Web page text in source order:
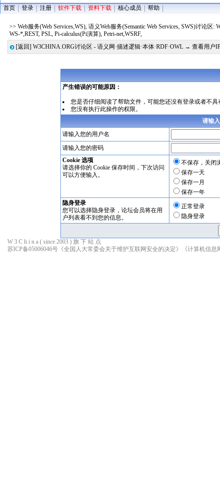
首页 登录 注册 软件下载 资料下载 核心成员 帮助
>> Web服务(Web Services,WS), 语义Web服务(Semantic Web Services, SWS)讨论
WS-*,REST, PSL, Pi-calculus(Pi演算), Petri-net,WSRF,
[返回] W3CHINA.ORG讨论区 - 语义网·描述逻辑·本体·RDF·OWL → 查看用户
产生错误的可能原因：
您是否仔细阅读了帮助文件，可能您还没有登录或者不
您没有执行此操作的权限。
请输
请输入您的用户名
请输入您的密码
Cookie 选项
请选择你的 Cookie 保存时间，下次访问
可以方便输入。
不保存，关闭
保存一天
保存一月
保存一年
隐身登录
您可以选择隐身登录，论坛会员将在用
户列表看不到您的信息。
正常登录
隐身登录
W 3 C h i n a ( since 2003 ) 旗 下 站 点
苏ICP备05006046号 《全国人大常委会关于维护互联网安全的决定》 《计算机信